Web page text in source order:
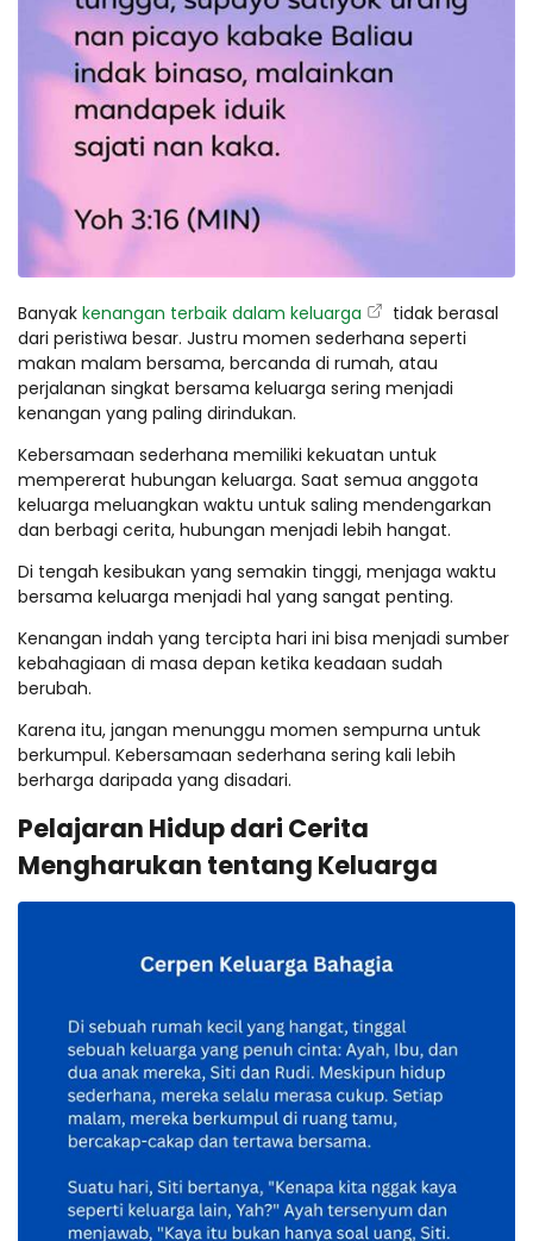
Banyak kenangan terbaik dalam keluarga
tidak berasal
dari peristiwa besar. Justru momen sederhana seperti
makan malam bersama, bercanda di rumah, atau
perjalanan singkat bersama keluarga sering menjadi
kenangan yang paling dirindukan.
Kebersamaan sederhana memiliki kekuatan untuk
mempererat hubungan keluarga. Saat semua anggota
keluarga meluangkan waktu untuk saling mendengarkan
dan berbagi cerita, hubungan menjadi lebih hangat.
Di tengah kesibukan yang semakin tinggi, menjaga waktu
bersama keluarga menjadi hal yang sangat penting.
Kenangan indah yang tercipta hari ini bisa menjadi sumber
kebahagiaan di masa depan ketika keadaan sudah
berubah.
Karena itu, jangan menunggu momen sempurna untuk
berkumpul. Kebersamaan sederhana sering kali lebih
berharga daripada yang disadari.
Pelajaran Hidup dari Cerita
Mengharukan tentang Keluarga